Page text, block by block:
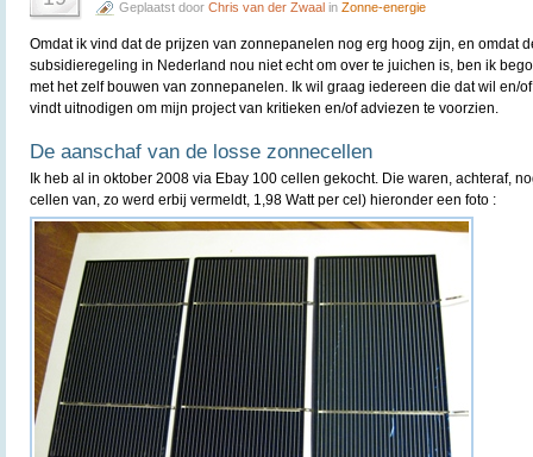
Geplaatst door Chris van der Zwaal in Zonne-energie
Omdat ik vind dat de prijzen van zonnepanelen nog erg hoog zijn, en omdat
subsidieregeling in Nederland nou niet echt om over te juichen is, ben ik
met het zelf bouwen van zonnepanelen. Ik wil graag iedereen die dat wil en/
vindt uitnodigen om mijn project van kritieken en/of adviezen te voorzien.
De aanschaf van de losse zonnecellen
Ik heb al in oktober 2008 via Ebay 100 cellen gekocht. Die waren, achteraf,
cellen van, zo werd erbij vermeldt, 1,98 Watt per cel) hieronder een foto :